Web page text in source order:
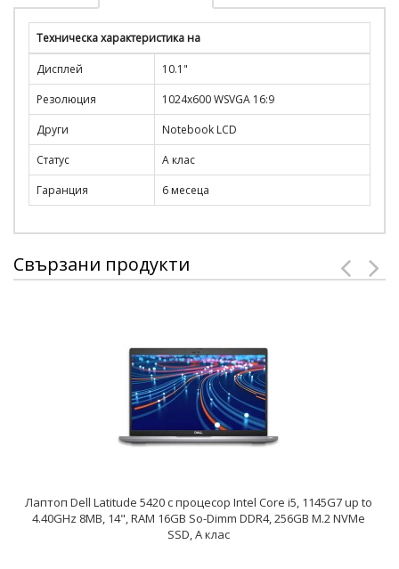
Техническа характеристика на
Дисплей
10.1"
Резолюция
1024x600 WSVGA 16:9
Други
Notebook LCD
Статус
А клас
Гаранция
6 месеца
Свързани продукти
Лаптоп Dell Latitude 5420 с процесор Intel Core i5, 1145G7 up to
4.40GHz 8MB, 14", RAM 16GB So-Dimm DDR4, 256GB M.2 NVMe
SSD, A клас